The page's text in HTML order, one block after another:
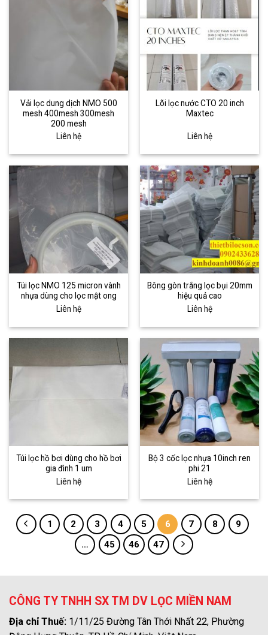
Vải lọc dung dịch NMO 500
mesh 400mesh 300mesh
200 mesh
Liên hệ
Lõi lọc nước CTO 20 inch
Maxtec
Liên hệ
Túi lọc NMO 125 micron vành
nhựa dùng cho lọc mật ong
Liên hệ
Bông gòn trắng lọc bụi 20mm
hiệu quả cao
Liên hệ
Túi lọc hồ bơi dùng cho hồ bơi
gia đình 1 um
Liên hệ
Bộ 3 cốc lọc nhựa 10inch ren
phi 21
Liên hệ
1 2 3 4 5 6 7 8
9
…
45 46 47
CÔNG TY TNHH SX TM DV LỌC MIỀN NAM
Địa chỉ Thuế: 1/11/25 Đường Tân Thới Nhất 22, Phường